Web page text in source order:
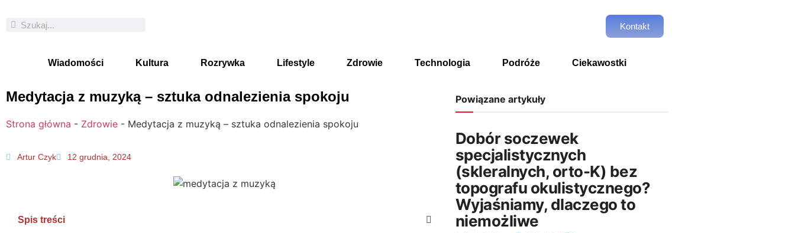
Kontakt
Wiadomości Kultura Rozrywka Lifestyle Zdrowie Technologia Podróże Ciekawostki
Medytacja z muzyką – sztuka odnalezienia spokoju
Strona główna - Zdrowie - Medytacja z muzyką – sztuka odnalezienia spokoju
Artur Czyk 12 grudnia, 2024
Spis treści
Powiązane artykuły
Dobór soczewek
specjalistycznych
(skleralnych, orto-K) bez
topografu okulistycznego?
Wyjaśniamy, dlaczego to
niemożliwe